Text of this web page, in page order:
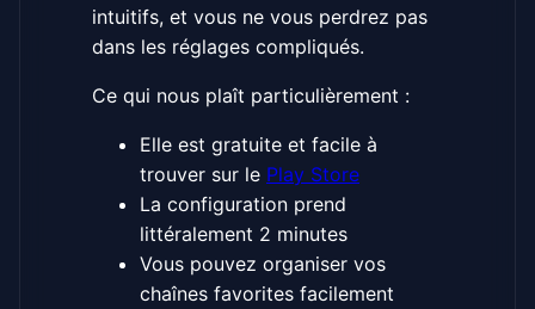
intuitifs, et vous ne vous perdrez pas
dans les réglages compliqués.
Ce qui nous plaît particulièrement :
Elle est gratuite et facile à
trouver sur le Play Store
La configuration prend
littéralement 2 minutes
Vous pouvez organiser vos
chaînes favorites facilement